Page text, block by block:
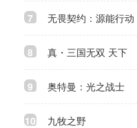
7 无畏契约：源能行动
8 真・三国无双 天下
9 奥特曼：光之战士
10 九牧之野